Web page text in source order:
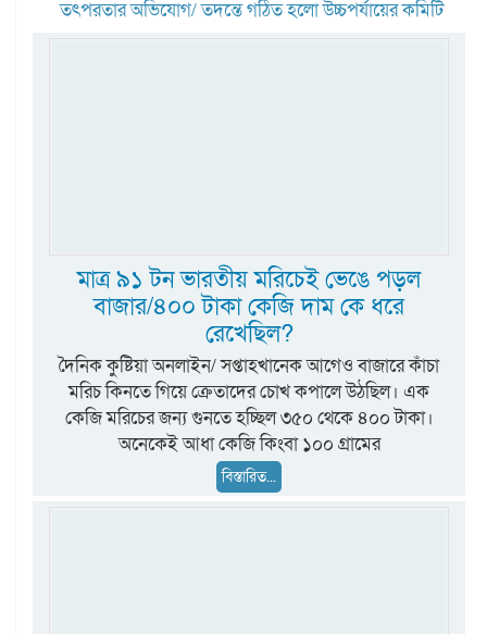
তৎপরতার অভিযোগ/ তদন্তে গঠিত হলো উচ্চপর্যায়ের কমিটি
মাত্র ৯১ টন ভারতীয় মরিচেই ভেঙে পড়ল
বাজার/৪০০ টাকা কেজি দাম কে ধরে
রেখেছিল?
দৈনিক কুষ্টিয়া অনলাইন/ সপ্তাহখানেক আগেও বাজারে কাঁচা
মরিচ কিনতে গিয়ে ক্রেতাদের চোখ কপালে উঠছিল। এক
কেজি মরিচের জন্য গুনতে হচ্ছিল ৩৫০ থেকে ৪০০ টাকা।
অনেকেই আধা কেজি কিংবা ১০০ গ্রামের
বিস্তারিত...